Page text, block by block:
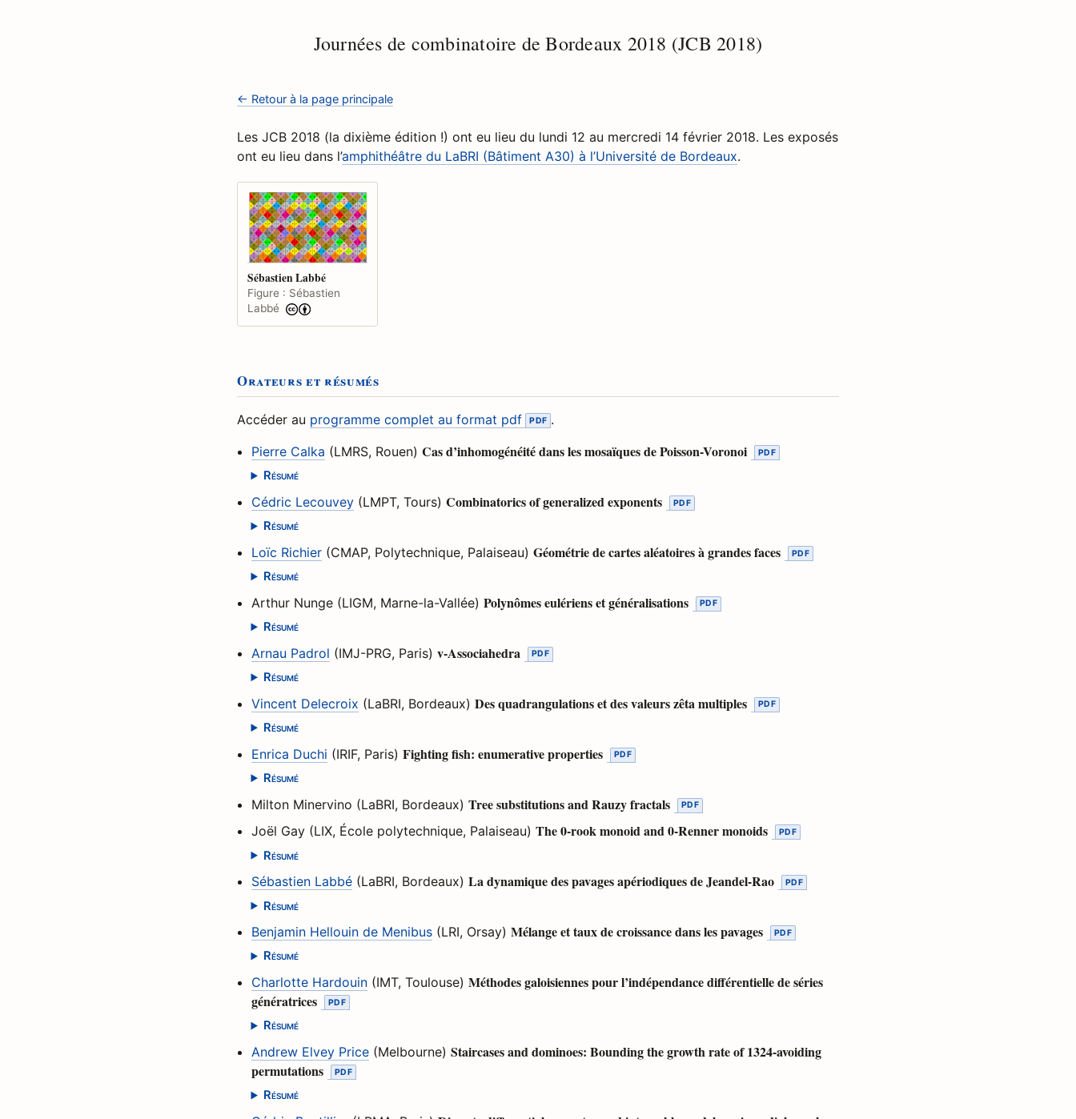
Journées de combinatoire de Bordeaux 2018 (JCB 2018)
← Retour à la page principale
Les JCB 2018 (la dixième édition !) ont eu lieu du lundi 12 au mercredi 14 février 2018. Les exposés
ont eu lieu dans l’amphithéâtre du LaBRI (Bâtiment A30) à l’Université de Bordeaux.
Sébastien Labbé
Figure : Sébastien
Labbé
Orateurs et résumés
Accéder au programme complet au format pdf
.
Pierre Calka (LMRS, Rouen) Cas d’inhomogénéité dans les mosaïques de Poisson-Voronoi
Résumé
Cédric Lecouvey(LMPT, Tours) Combinatorics of generalized exponents
Résumé
Loïc Richier(CMAP, Polytechnique, Palaiseau) Géométrie de cartes aléatoires à grandes faces
Résumé
Arthur Nunge (LIGM, Marne-la-Vallée) Polynômes eulériens et généralisations
Résumé
Arnau Padrol (IMJ-PRG, Paris) v-Associahedra
Résumé
Vincent Delecroix (LaBRI, Bordeaux) Des quadrangulations et des valeurs zêta multiples
Résumé
Enrica Duchi (IRIF, Paris) Fighting fish: enumerative properties
Résumé
Milton Minervino (LaBRI, Bordeaux) Tree substitutions and Rauzy fractals
Joël Gay (LIX, École polytechnique, Palaiseau) The 0-rook monoid and 0-Renner monoids
Résumé
Sébastien Labbé(LaBRI, Bordeaux) La dynamique des pavages apériodiques de Jeandel-Rao
Résumé
Benjamin Hellouin de Menibus(LRI, Orsay) Mélange et taux de croissance dans les pavages
Résumé
Charlotte Hardouin(IMT, Toulouse) Méthodes galoisiennes pour l’indépendance différentielle de séries
génératrices
Résumé
Andrew Elvey Price(Melbourne) Staircases and dominoes: Bounding the growth rate of 1324-avoiding
permutations
Résumé